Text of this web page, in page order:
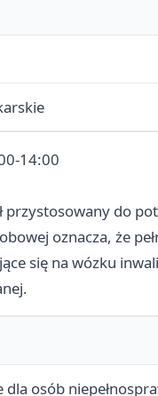
14:00
przystosowany do
oznacza, że
się na wózku
dla osób